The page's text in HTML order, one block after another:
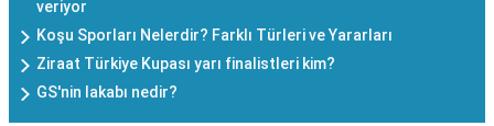
veriyor
Koşu Sporları Nelerdir? Farklı Türleri ve Yararları
Ziraat Türkiye Kupası yarı finalistleri kim?
GS'nin lakabı nedir?